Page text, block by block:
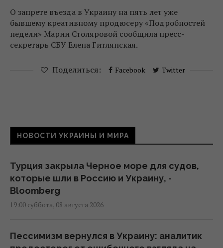
О запрете въезда в Украину на пять лет уже
бывшему креативному продюсеру «Подробностей
недели» Марии Столяровой сообщила пресс-
секретарь СБУ Елена Гитлянская.
Поделиться: Facebook Twitter
НОВОСТИ УКРАИНЫ И МИРА
Турция закрыла Черное море для судов,
которые шли в Россию и Украину, -
Bloomberg
19:00 суббота, 08 августа 2026
Пессимизм вернулся в Украину: аналитик